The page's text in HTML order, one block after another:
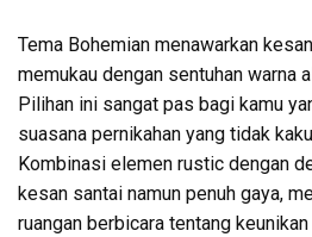
Tema Bohemian menawarkan
memukau dengan sentuhan warna
Pilihan ini sangat pas bagi kamu
suasana pernikahan yang tidak
Kombinasi elemen rustic dengan
kesan santai namun penuh gaya,
ruangan berbicara tentang